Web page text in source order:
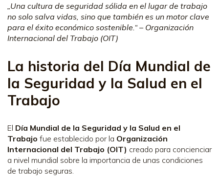
„Una cultura de seguridad sólida en el lugar de trabajo
no solo salva vidas, sino que también es un motor clave
para el éxito económico sostenible.“ – Organización
Internacional del Trabajo (OIT)
La historia del Día Mundial de
la Seguridad y la Salud en el
Trabajo
El Día Mundial de la Seguridad y la Salud en el
Trabajo fue establecido por la Organización
Internacional del Trabajo (OIT) creado para concienciar
a nivel mundial sobre la importancia de unas condiciones
de trabajo seguras.